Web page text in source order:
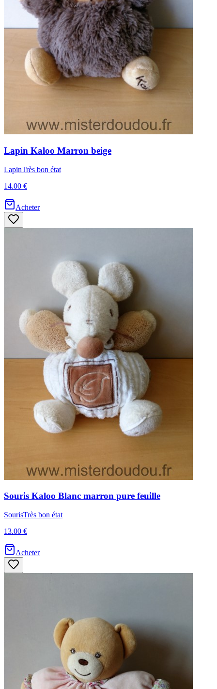
Lapin Kaloo Marron beige
LapinTrès bon état
14.00 €
Acheter
Souris Kaloo Blanc marron pure feuille
SourisTrès bon état
13.00 €
Acheter